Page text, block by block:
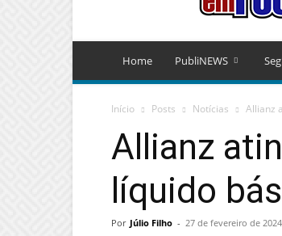
Home PubliNEWS
Início Posts Notícias Allianz
Allianz
líquido
Por Júlio Filho - 27 de fevereiro de 2024